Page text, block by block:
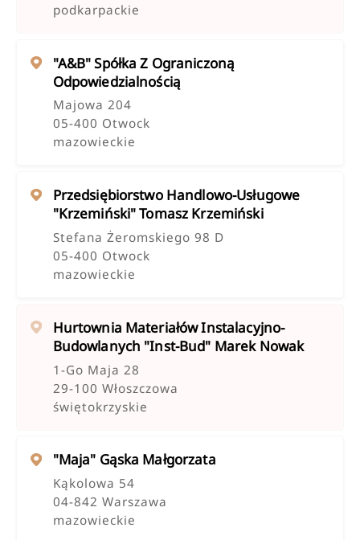
podkarpackie
"a&b" Spółka Z Ograniczoną
Odpowiedzialnością
Majowa 204
05-400 Otwock
mazowieckie
Przedsiębiorstwo Handlowo-Usługowe
"krzemiński" Tomasz Krzemiński
Stefana Żeromskiego 98 D
05-400 Otwock
mazowieckie
Hurtownia Materiałów Instalacyjno-
Budowlanych "inst-Bud" Marek Nowak
1-Go Maja 28
29-100 Włoszczowa
świętokrzyskie
"maja" Gąska Małgorzata
Kąkolowa 54
04-842 Warszawa
mazowieckie